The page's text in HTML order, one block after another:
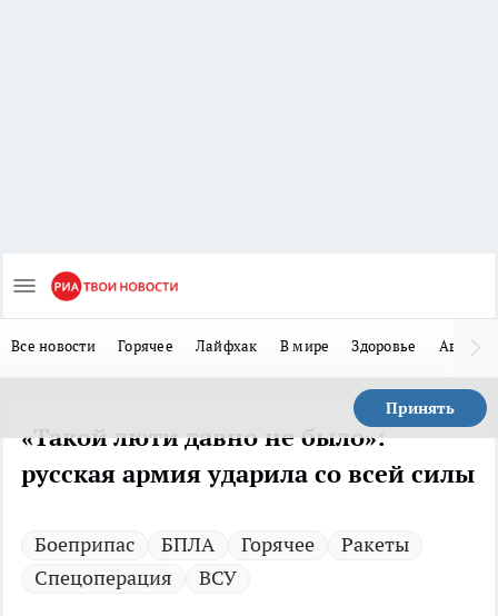
Все новости Горячее Лайфхак В мире Здоровье Авто
Принять
«Такой люти давно не было»:
русская армия ударила со всей силы
Боеприпас БПЛА Горячее
Ракеты
Спецоперация
ВСУ